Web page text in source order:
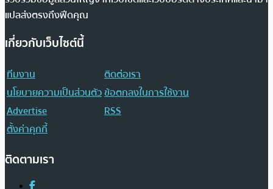
แปลส่งตรงถึงฟีดคุณ
เกี่ยวกับเว็บไซต์นี้
ทีมงาน
ติดต่อเรา
นโยบายความเป็นส่วนตัวข้อตกลงในการใช้งาน
Advertise
RSS
ตั้งค่าคุกกี้
ติดตามเรา